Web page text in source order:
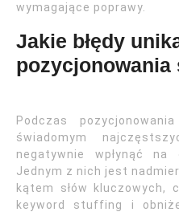
wymagające poprawy.
Jakie błędy
pozycjonowania
Podczas
świadomym
negatywnie wpłynąć na
Jednym z nich jest
kątem słów kluczowych,
keyword stuffing i